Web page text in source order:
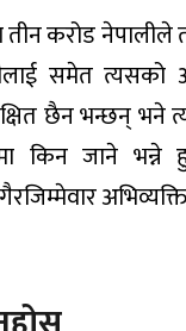
तीन करोड
समेत
छैन भन्छन् भने
किन जाने भन्ने
गैरजिम्मेवार